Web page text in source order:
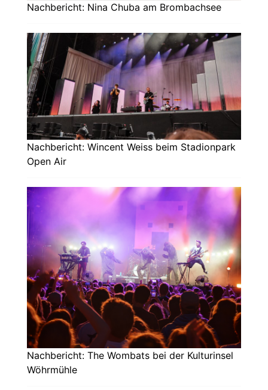
Nachbericht: Nina Chuba am Brombachsee
Nachbericht: Wincent Weiss beim Stadionpark
Open Air
Nachbericht: The Wombats bei der Kulturinsel
Wöhrmühle